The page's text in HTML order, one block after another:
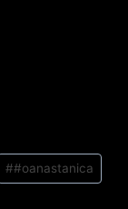
##oanastanica